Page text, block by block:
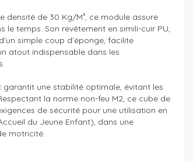
densité de 30 Kg/M³, ce module assure
le temps. Son revêtement en simili-cuir PU,
simple coup d’éponge, facilite
atout indispensable dans les
garantit une stabilité optimale, évitant les
la norme non-feu M2, ce cube de
de sécurité pour une utilisation en
du Jeune Enfant), dans une
motricité.